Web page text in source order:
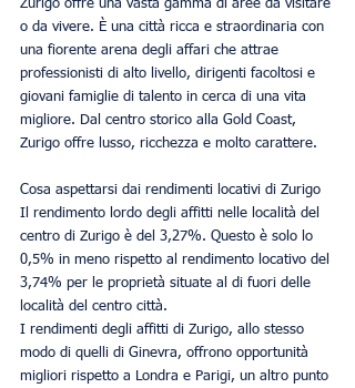
Zurigo offre una vasta gamma di aree da visitare
o da vivere. È una città ricca e straordinaria con
una fiorente arena degli affari che attrae
professionisti di alto livello, dirigenti facoltosi e
giovani famiglie di talento in cerca di una vita
migliore. Dal centro storico alla Gold Coast,
Zurigo offre lusso, ricchezza e molto carattere.
Cosa aspettarsi dai rendimenti locativi di Zurigo
Il rendimento lordo degli affitti nelle località del
centro di Zurigo è del 3,27%. Questo è solo lo
0,5% in meno rispetto al rendimento locativo del
3,74% per le proprietà situate al di fuori delle
località del centro città.
I rendimenti degli affitti di Zurigo, allo stesso
modo di quelli di Ginevra, offrono opportunità
migliori rispetto a Londra e Parigi, un altro punto